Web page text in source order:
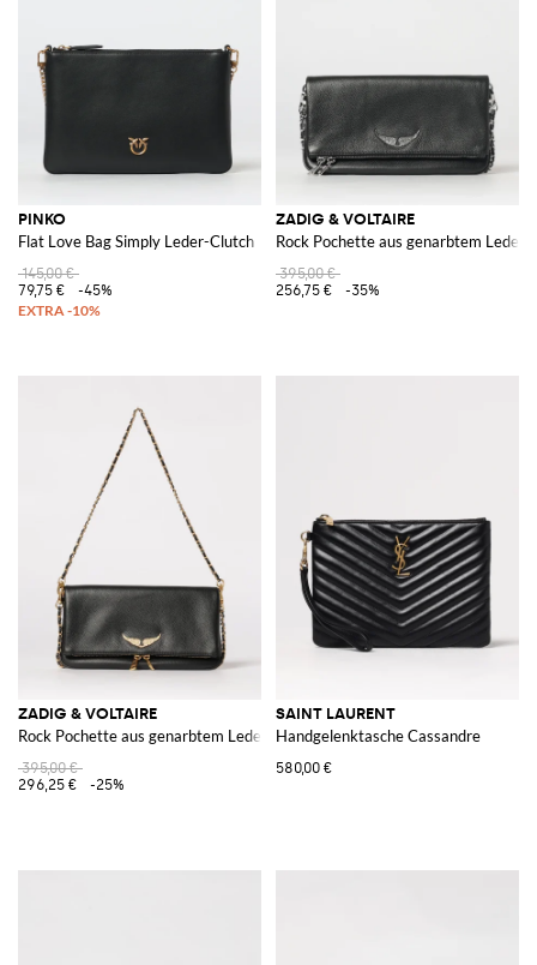
PINKO
Flat Love Bag Simply Leder-Clutch
145,00 €
79,75 €
-45%
ZADIG & VOLTAIRE
Rock Pochette aus genarbtem Leder
395,00 €
256,75 €
-35%
ZADIG & VOLTAIRE
Rock Pochette aus genarbtem Leder von
395,00 €
296,25 €
-25%
SAINT LAURENT
Handgelenktasche Cassandre
580,00 €